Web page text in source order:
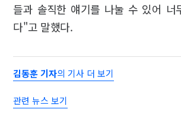
들과 솔직한 얘기를 나눌 수 있어 너
다"고 말했다.
김동훈 기자의 기사 더 보기
관련 뉴스 보기